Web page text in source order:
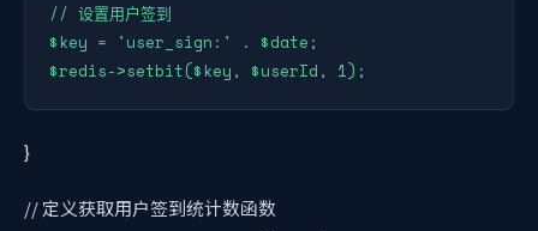
// 设置用户签到
$key = 'user_sign:' . $date;
$redis->setbit($key, $userId, 1);
}
// 定义获取用户签到统计数函数